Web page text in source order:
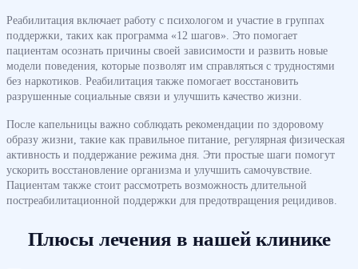
Реабилитация включает работу с психологом и участие в группах
поддержки, таких как программа «12 шагов». Это помогает
пациентам осознать причины своей зависимости и развить новые
модели поведения, которые позволят им справляться с трудностями
без наркотиков. Реабилитация также помогает восстановить
разрушенные социальные связи и улучшить качество жизни.
После капельницы важно соблюдать рекомендации по здоровому
образу жизни, такие как правильное питание, регулярная физическая
активность и поддержание режима дня. Эти простые шаги помогут
ускорить восстановление организма и улучшить самочувствие.
Пациентам также стоит рассмотреть возможность длительной
постреабилитационной поддержки для предотвращения рецидивов.
Плюсы лечения в нашей клинике